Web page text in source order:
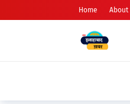
Home About